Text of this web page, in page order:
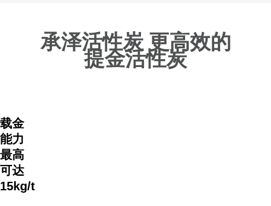
承泽活性炭 更高效的
提金活性炭
载金
能力
最高
可达
15kg/t